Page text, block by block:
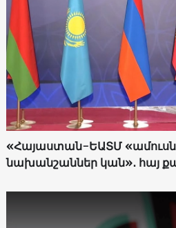
«Հայաստան-ԵԱՏՄ
նախանշաններ կան»․ հայ